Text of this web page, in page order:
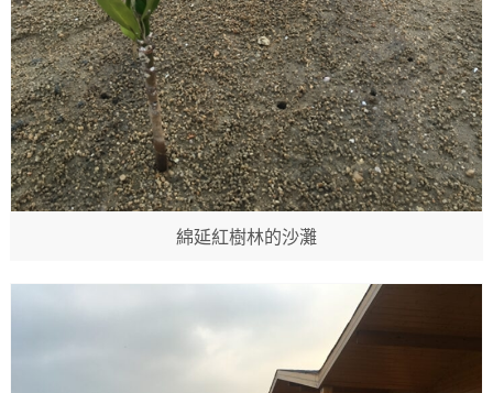
綿延紅樹林的沙灘